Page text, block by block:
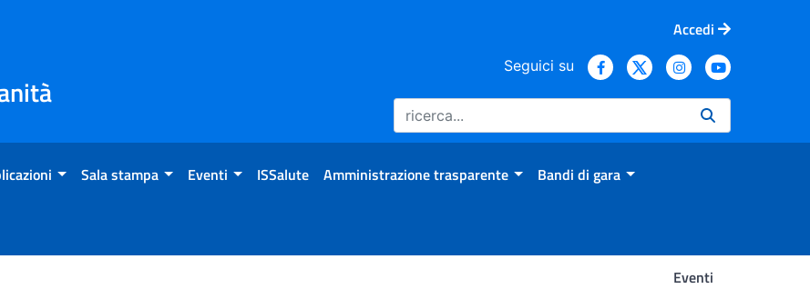
Accedi
Seguici su
Sala stampa Eventi ISSalute Amministrazione trasparente Bandi di gara
Eventi